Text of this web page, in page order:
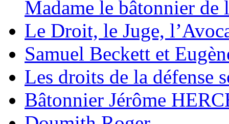
Madame le bâtonnier de
Le Droit, le Juge,
Samuel Beckett et
Les droits de la défense
Bâtonnier Jérôme